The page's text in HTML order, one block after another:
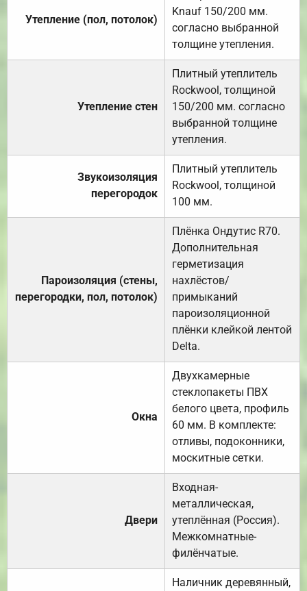
Утепление (пол, потолок)
Knauf 150/200 мм.
согласно выбранной
толщине утепления.
Утепление стен
Плитный утеплитель
Rockwool, толщиной
150/200 мм. согласно
выбранной толщине
утепления.
Звукоизоляция
перегородок
Плитный утеплитель
Rockwool, толщиной
100 мм.
Пароизоляция (стены,
перегородки, пол, потолок)
Плёнка Ондутис R70.
Дополнительная
герметизация
нахлёстов/
примыканий
пароизоляционной
плёнки клейкой лентой
Delta.
Окна
Двухкамерные
стеклопакеты ПВХ
белого цвета, профиль
60 мм. В комплекте:
отливы, подоконники,
москитные сетки.
Двери
Входная-
металлическая,
утеплённая (Россия).
Межкомнатные-
филёнчатые.
Наличник деревянный,